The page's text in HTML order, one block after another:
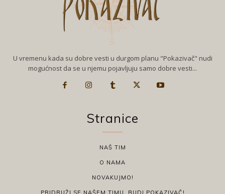
U vremenu kada su dobre vesti u durgom planu "Pokazivač" nudi
mogućnost da se u njemu pojavljuju samo dobre vesti...
Stranice
NAŠ TIM
O NAMA
NOVAKUJMO!
PRIDRUŽI SE NAŠEM TIMU, BUDI POKAZIVAČ!